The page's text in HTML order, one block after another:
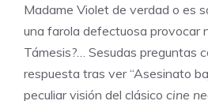
Madame Violet de verdad o es
una farola defectuosa provocar
Támesis?… Sesudas preguntas
respuesta tras ver “Asesinato
peculiar visión del clásico cine